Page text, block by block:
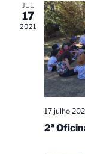
JUL
17
2021
17 julho
2ª